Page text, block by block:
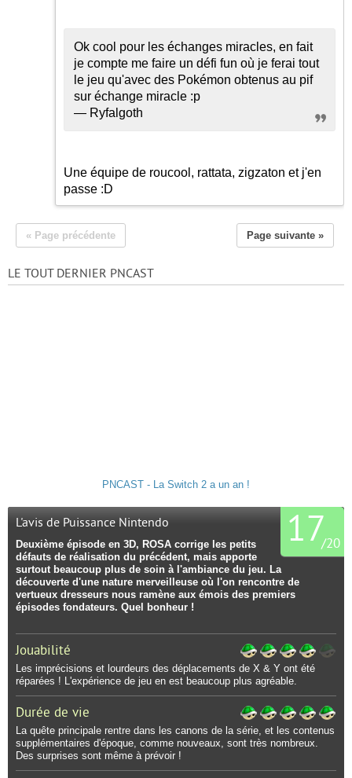
Ok cool pour les échanges miracles, en fait
je compte me faire un défi fun où je ferai tout
le jeu qu'avec des Pokémon obtenus au pif
sur échange miracle :p
— Ryfalgoth
Une équipe de roucool, rattata, zigzaton et j'en
passe :D
« Page précédente Page suivante »
LE TOUT DERNIER PNCAST
PNCAST - La Switch 2 a un an !
17
/20
L'avis de Puissance Nintendo
Deuxième épisode en 3D, ROSA corrige les petits
défauts de réalisation du précédent, mais apporte
surtout beaucoup plus de soin à l'ambiance du jeu. La
découverte d'une nature merveilleuse où l'on rencontre de
vertueux dresseurs nous ramène aux émois des premiers
épisodes fondateurs. Quel bonheur !
Jouabilité
Les imprécisions et lourdeurs des déplacements de X & Y ont été
réparées ! L'expérience de jeu en est beaucoup plus agréable.
Durée de vie
La quête principale rentre dans les canons de la série, et les contenus
supplémentaires d'époque, comme nouveaux, sont très nombreux.
Des surprises sont même à prévoir !